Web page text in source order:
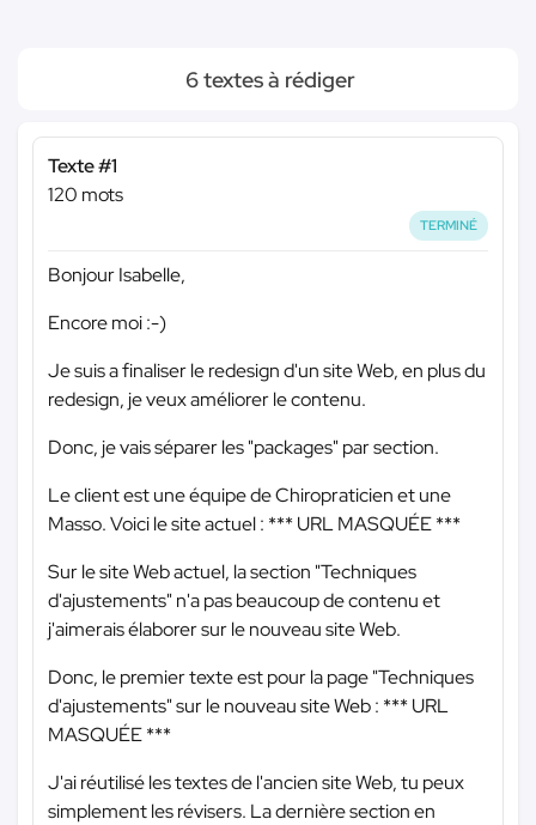
6 textes à rédiger
Texte #1
120 mots
TERMINÉ
Bonjour Isabelle,
Encore moi :-)
Je suis a finaliser le redesign d'un site Web, en plus du
redesign, je veux améliorer le contenu.
Donc, je vais séparer les "packages" par section.
Le client est une équipe de Chiropraticien et une
Masso. Voici le site actuel : *** URL MASQUÉE ***
Sur le site Web actuel, la section "Techniques
d'ajustements" n'a pas beaucoup de contenu et
j'aimerais élaborer sur le nouveau site Web.
Donc, le premier texte est pour la page "Techniques
d'ajustements" sur le nouveau site Web : *** URL
MASQUÉE ***
J'ai réutilisé les textes de l'ancien site Web, tu peux
simplement les révisers. La dernière section en